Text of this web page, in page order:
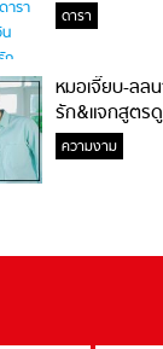
ดารา
หมอเจี๊ยบ-ลล
รัก&แจกสูตร
ไม่ยากจะสอนให้
ความงาม